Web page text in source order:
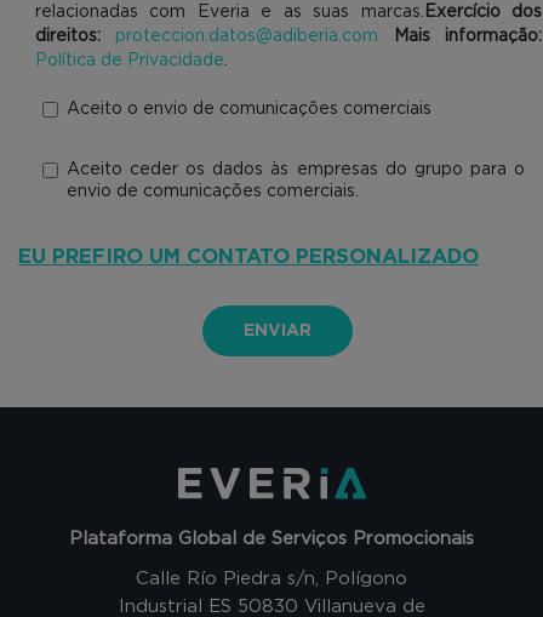
relacionadas com Everia e as suas marcas. Exercício dos
direitos: proteccion.datos@adiberia.com
Mais informação:
Política de Privacidade
Aceito o envio de comunicações comerciais
Aceito ceder os dados às empresas do grupo para o
envio de comunicações comerciais.
EU PREFIRO UM CONTATO PERSONALIZADO
ENVIAR
Plataforma Global de Serviços Promocionais
Calle Río Piedra s/n, Polígono
Industrial ES 50830 Villanueva de